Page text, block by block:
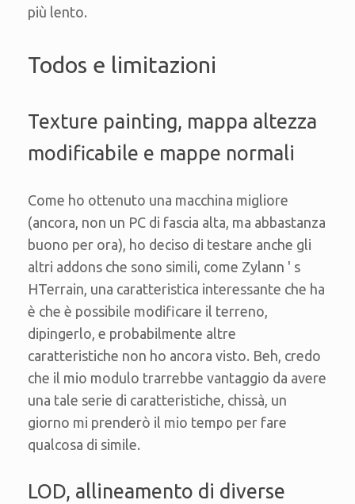
più lento.
Todos e limitazioni
Texture painting, mappa altezza
modificabile e mappe normali
Come ho ottenuto una macchina migliore
(ancora, non un PC di fascia alta, ma abbastanza
buono per ora), ho deciso di testare anche gli
altri addons che sono simili, come Zylann ' s
HTerrain, una caratteristica interessante che ha
è che è possibile modificare il terreno,
dipingerlo, e probabilmente altre
caratteristiche non ho ancora visto. Beh, credo
che il mio modulo trarrebbe vantaggio da avere
una tale serie di caratteristiche, chissà, un
giorno mi prenderò il mio tempo per fare
qualcosa di simile.
LOD, allineamento di diverse